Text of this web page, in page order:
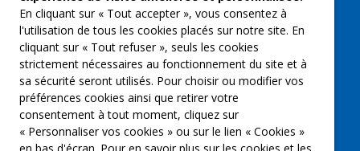
Groupe Emargence
C’moi le chef
Actualités
Contactez nous
Mentions légales
En cliquant sur « Tout accepter », vous consentez à
l'utilisation de tous les cookies placés sur notre site. En
cliquant sur « Tout refuser », seuls les cookies
strictement nécessaires au fonctionnement du site et à
sa sécurité seront utilisés. Pour choisir ou modifier vos
préférences cookies ainsi que retirer votre
consentement à tout moment, cliquez sur
« Personnaliser vos cookies » ou sur le lien « Cookies »